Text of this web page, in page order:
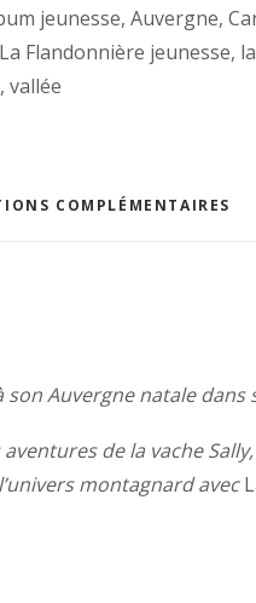
jeunesse, Auvergne,
La Flandonnière jeunesse,
, vallée
COMPLÉMENTAIRES
Auvergne natale dans
de la vache
montagnard avec